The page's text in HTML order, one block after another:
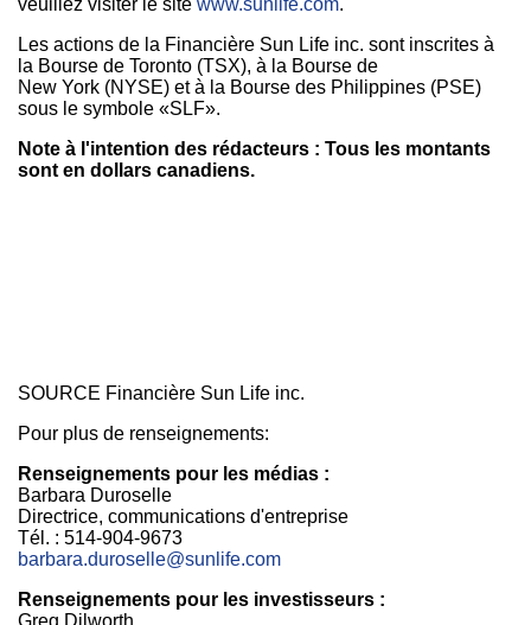
veuillez visiter le site www.sunlife.com.
Les actions de la Financière Sun Life inc. sont inscrites à
la Bourse de Toronto (TSX), à la Bourse de
New York (NYSE) et à la Bourse des Philippines (PSE)
sous le symbole «SLF».
Note à l'intention des rédacteurs : Tous les montants
sont en dollars canadiens.
SOURCE Financière Sun Life inc.
Pour plus de renseignements:
Renseignements pour les médias :
Barbara Duroselle
Directrice, communications d'entreprise
Tél. : 514-904-9673
barbara.duroselle@sunlife.com
Renseignements pour les investisseurs :
Greg Dilworth